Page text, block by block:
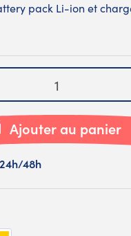
pack Li-ion et
Ajouter au panier
48h